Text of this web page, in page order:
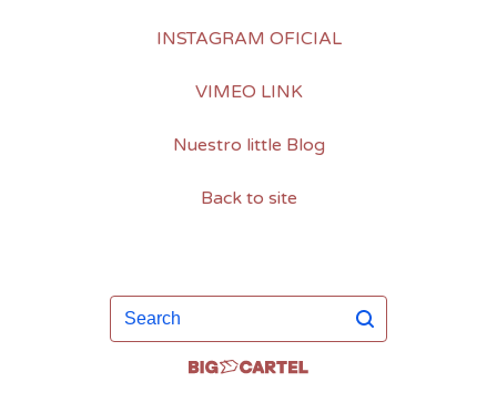
INSTAGRAM OFICIAL
VIMEO LINK
Nuestro little Blog
Back to site
Search